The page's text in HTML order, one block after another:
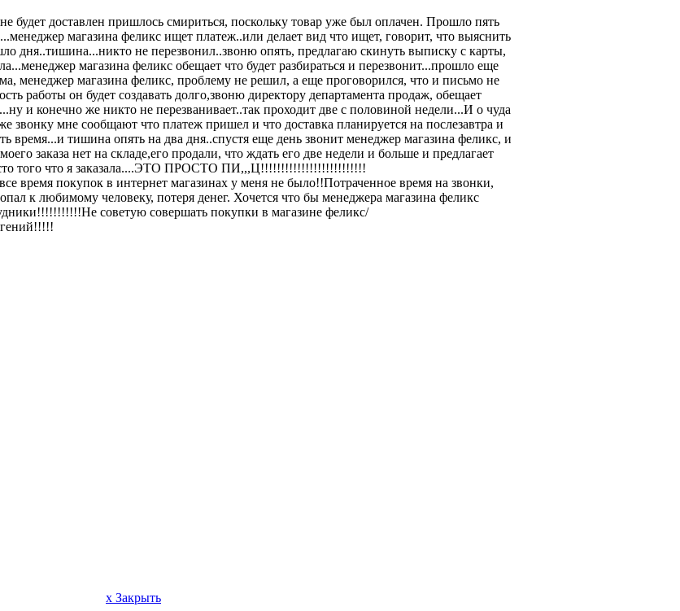
будет доставлен пришлось смириться, поскольку товар уже был оплачен. Прошло пять
магазина феликс ищет платеж..или делает вид что ищет, говорит, что выяснить
дня..тишина...никто не перезвонил..звоню опять, предлагаю скинуть выписку с карты,
магазина феликс обещает что будет разбираться и перезвонит...прошло еще
менеджер магазина феликс, проблему не решил, а еще проговорился, что и письмо не
работы он будет создавать долго,звоню директору департамента продаж, обещает
и конечно же никто не перезванивает..так проходит две с половиной недели...И о чуда
звонку мне сообщают что платеж пришел и что доставка планируется на послезавтра и
время...и тишина опять на два дня..спустя еще день звонит менеджер магазина феликс, и
заказа нет на складе,его продали, что ждать его две недели и больше и предлагает
того что я заказала....ЭТО ПРОСТО ПИ,,,Ц!!!!!!!!!!!!!!!!!!!!!!!!!!
время покупок в интернет магазинах у меня не было!!Потраченное время на звонки,
к любимому человеку, потеря денег. Хочется что бы менеджера магазина феликс
советую совершать покупки в магазине феликс/
x Закрыть